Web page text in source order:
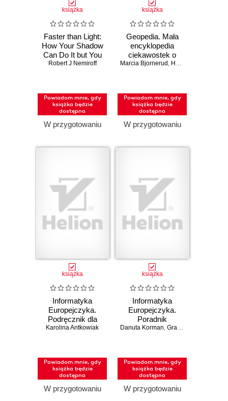
książka
Faster than Light:
How Your Shadow
Can Do It but You
Can't
Robert J Nemiroff
Powiadom mnie, gdy
książka będzie
dostępna
W przygotowaniu
książka
Geopedia. Mała
encyklopedia
ciekawostek o
Ziemi
Marcia Bjornerud , Haley Hagerman
Powiadom mnie, gdy
książka będzie
dostępna
W przygotowaniu
książka
Informatyka
Europejczyka.
Podręcznik dla
szkół
rozszerzony.
Część 2 (wydanie
z numerem
Karolina Antkowiak
Powiadom mnie, gdy
książka będzie
dostępna
W przygotowaniu
książka
Informatyka
Europejczyka.
Poradnik
metodyczny dla
szkołach
ponadpodstawowych.
Zakres
rozszerzony
Danuta Korman, Grażyna Szabłowicz-Zawadzka
Powiadom mnie, gdy
książka będzie
dostępna
W przygotowaniu